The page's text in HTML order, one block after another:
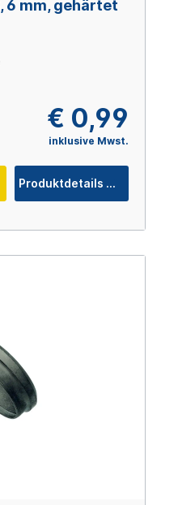
6 mm, gehärtet
€ 0,99
inklusive Mwst.
Produktdetails